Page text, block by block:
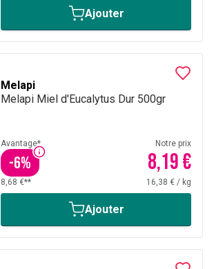
Ajouter
Melapi
Melapi Miel d'Eucalytus Dur 500gr
Avantage*
-6%
Notre prix
8,19 €
8,68 €** 16,38 € / kg
Ajouter